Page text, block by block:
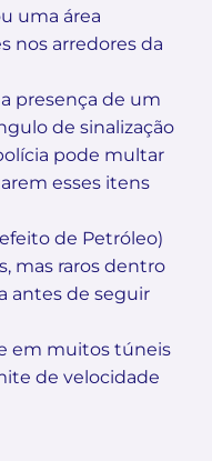
uma área
nos arredores da
presença de um
de sinalização
pode multar
esses itens
de Petróleo)
mas raros dentro
antes de seguir
em muitos túneis
de velocidade